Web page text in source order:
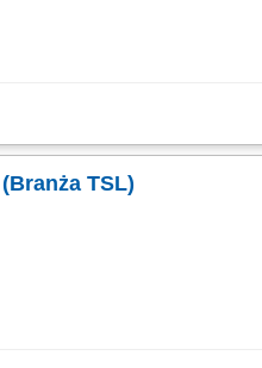
i rozwój współpracy, realizacja
TSL)